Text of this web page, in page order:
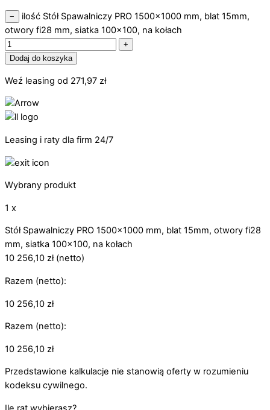
−
ilość Stół Spawalniczy PRO 1500x1000 mm, blat 15mm,
otwory fi28 mm, siatka 100x100, na kołach
+
Dodaj do koszyka
Weź leasing od 271,97 zł
Leasing i raty dla firm 24/7
Wybrany produkt
1 x
Stół Spawalniczy PRO 1500x1000 mm, blat 15mm, otwory fi28
mm, siatka 100x100, na kołach
10 256,10 zł(netto)
Razem (netto):
10 256,10 zł
Razem (netto):
10 256,10 zł
Przedstawione kalkulacje nie stanowią oferty w rozumieniu
kodeksu cywilnego.